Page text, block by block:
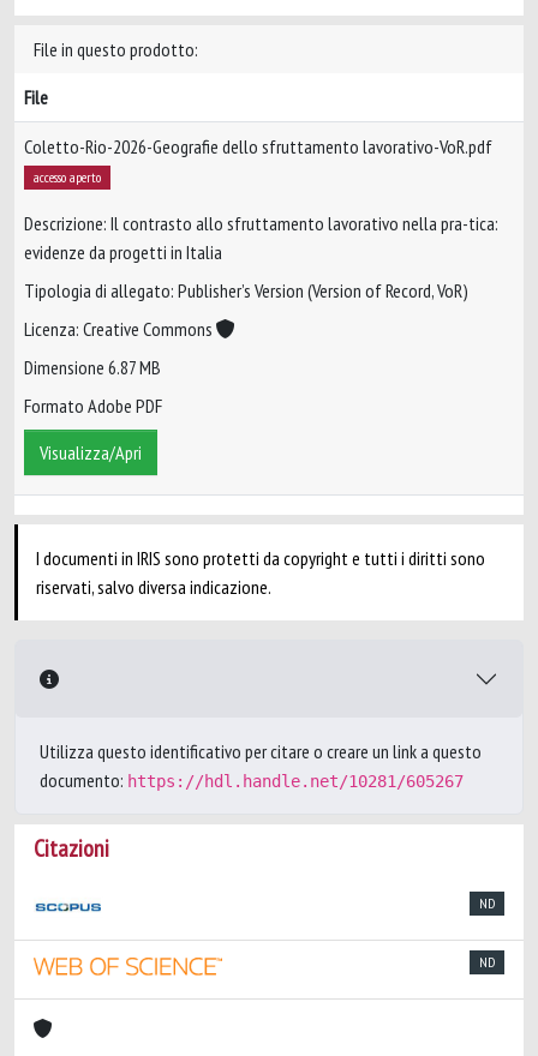
File in questo prodotto:
File
Coletto-Rio-2026-Geografie dello sfruttamento lavorativo-VoR.pdf
accesso aperto
Descrizione: Il contrasto allo sfruttamento lavorativo nella pra-tica:
evidenze da progetti in Italia
Tipologia di allegato: Publisher’s Version (Version of Record, VoR)
Licenza: Creative Commons
Dimensione 6.87 MB
Formato Adobe PDF
Visualizza/Apri
I documenti in IRIS sono protetti da copyright e tutti i diritti sono
riservati, salvo diversa indicazione.
Utilizza questo identificativo per citare o creare un link a questo
documento: https://hdl.handle.net/10281/605267
Citazioni
ND
ND